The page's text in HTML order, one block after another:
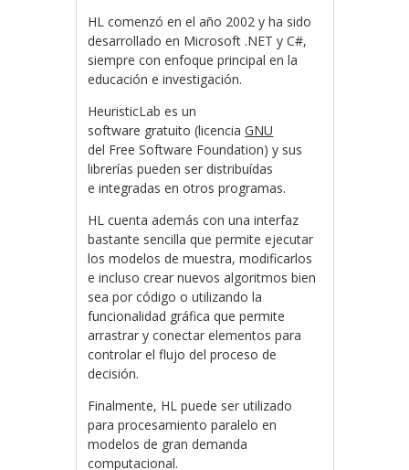
HL comenzó en el año 2002 y ha sido
desarrollado en Microsoft .NET y C#,
siempre con enfoque principal en la
educación e investigación.
HeuristicLab es un
software gratuito (licenciaGNU
del Free Software Foundation) y sus
librerías pueden ser distribuídas
e integradas en otros programas.
HL cuenta además con una interfaz
bastante sencilla que permite ejecutar
los modelos de muestra, modificarlos
e incluso crear nuevos algoritmos bien
sea por código o utilizando la
funcionalidad gráfica que permite
arrastrar y conectar elementos para
controlar el flujo del proceso de
decisión.
Finalmente, HL puede ser utilizado
para procesamiento paralelo en
modelos de gran demanda
computacional.